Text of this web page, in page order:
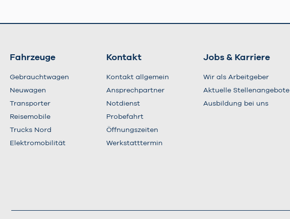
Fahrzeuge
Gebrauchtwagen
Neuwagen
Transporter
Reisemobile
Trucks Nord
Elektromobilität
Kontakt
Kontakt allgemein
Ansprechpartner
Notdienst
Probefahrt
Öffnungszeiten
Werkstatttermin
Jobs & Karriere
Wir als Arbeitgeber
Aktuelle Stellenangebote
Ausbildung bei uns